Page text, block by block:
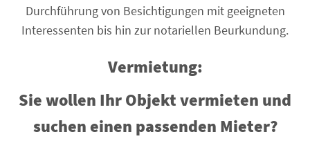
Durchführung von Besichtigungen mit geeigneten
Interessenten bis hin zur notariellen Beurkundung.
Vermietung:
Sie wollen Ihr Objekt vermieten und
suchen einen passenden Mieter?